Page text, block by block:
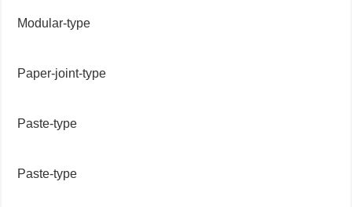
Modular-type
Paper-joint-type
Paste-type
Paste-type